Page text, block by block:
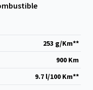
253 g/Km**
900 Km
9.7 l/100 Km**